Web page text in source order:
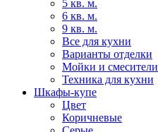
5 кв. м.
6 кв. м.
9 кв. м.
Все для кухни
Варианты отделки
Мойки и смесители
Техника для кухни
Шкафы-купе
Цвет
Коричневые